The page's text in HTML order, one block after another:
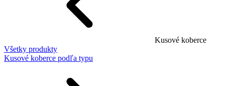
Kusové koberce
Všetky produkty
Kusové koberce podľa typu